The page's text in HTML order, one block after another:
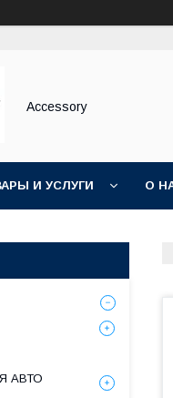
Accessory
И УСЛУГИ О
АВТО